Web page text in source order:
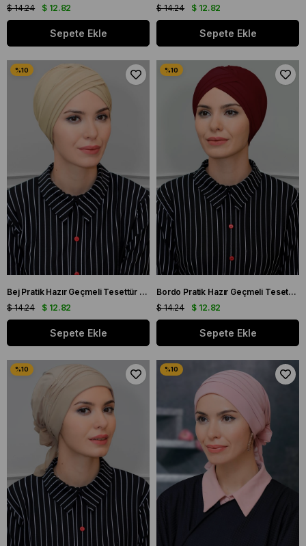
$ 12.82
$ 14.24
Sepete Ekle
$ 12.82
$ 14.24
Sepete Ekle
Bej Pratik Hazır Geçmeli Tesettür Bone Sandy Kumaş Üç Çapraz 1803_12
$ 12.82
$ 14.24
Sepete Ekle
Bordo Pratik Hazır Geçmeli Tesettür Bone Sandy Kumaş Üç Çapraz 1803_16
$ 12.82
$ 14.24
Sepete Ekle